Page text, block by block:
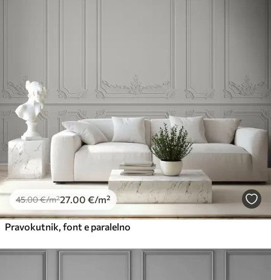
45.00€/m²27.00 €/m²
Pravokutnik, font e paralelno